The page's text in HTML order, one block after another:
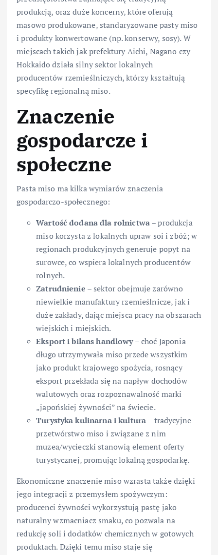
produkcją, oraz duże koncerny, które oferują
masowo produkowane, standaryzowane pasty miso
i produkty konwertowane (np. konserwy, sosy). W
miejscach takich jak prefektury Aichi, Nagano czy
Hokkaido działa silny sektor lokalnych
producentów rzemieślniczych, którzy kształtują
specyfikę regionalną miso.
Znaczenie
gospodarcze i
społeczne
Pasta miso ma kilka wymiarów znaczenia
gospodarczo-społecznego:
Wartość dodana dla rolnictwa– produkcja
miso korzysta z lokalnych upraw soi i zbóż; w
regionach produkcyjnych generuje popyt na
surowce, co wspiera lokalnych producentów
rolnych.
Zatrudnienie – sektor obejmuje zarówno
niewielkie manufaktury rzemieślnicze, jak i
duże zakłady, dając miejsca pracy na obszarach
wiejskich i miejskich.
Eksport i bilans handlowy– choć Japonia
długo utrzymywała miso przede wszystkim
jako produkt krajowego spożycia, rosnący
eksport przekłada się na napływ dochodów
walutowych oraz rozpoznawalność marki
„japońskiej żywności” na świecie.
Turystyka kulinarna i kultura– tradycyjne
przetwórstwo miso i związane z nim
muzea/wycieczki stanowią element oferty
turystycznej, promując lokalną gospodarkę.
Ekonomiczne znaczenie miso wzrasta także dzięki
jego integracji z przemysłem spożywczym:
producenci żywności wykorzystują pastę jako
naturalny wzmacniacz smaku, co pozwala na
redukcję soli i dodatków chemicznych w gotowych
produktach. Dzięki temu miso staje się